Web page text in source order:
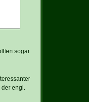
sogar
engl.